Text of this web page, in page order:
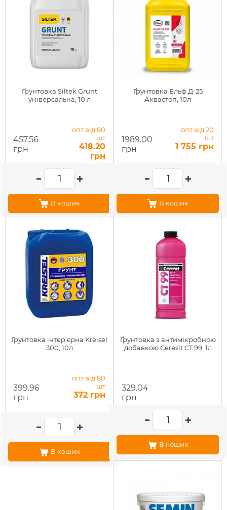
Ґрунтовка Siltek Grunt
універсальна, 10 л
457.56
грн
опт від 80
шт
418.20
грн
В кошик
Ґрунтовка Ельф Д-25
Аквастоп, 10л
1989.00
грн
опт від 20
шт
1 755 грн
В кошик
Грунтовка інтер'єрна Kreisel
300, 10л
399.96
грн
опт від 80
шт
372 грн
В кошик
Ґрунтовка з антимікробною
добавкою Ceresit CT 99, 1л
329.04
грн
В кошик